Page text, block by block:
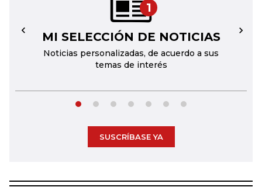
1
MI SELECCIÓN DE NOTICIAS
Noticias personalizadas, de acuerdo a sus
temas de interés
← →
SUSCRÍBASE YA